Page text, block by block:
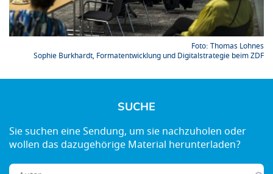
Thomas Lohnes
Sophie Burkhardt, Formatentwicklung und Digitalstrategie beim ZDF
SUCHE